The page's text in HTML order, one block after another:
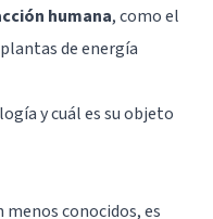
humana, como el
de energía
y cuál es su objeto
conocidos, es